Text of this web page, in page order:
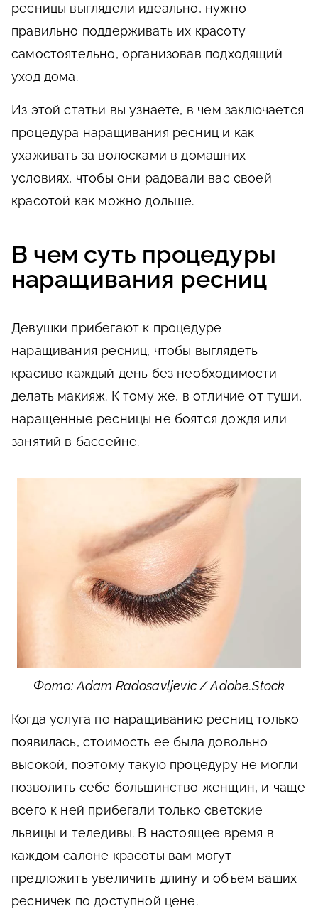
ресницы выглядели идеально, нужно
правильно поддерживать их красоту
самостоятельно, организовав подходящий
уход дома.
Из этой статьи вы узнаете, в чем заключается
процедура наращивания ресниц и как
ухаживать за волосками в домашних
условиях, чтобы они радовали вас своей
красотой как можно дольше.
В чем суть процедуры
наращивания ресниц
Девушки прибегают к процедуре
наращивания ресниц, чтобы выглядеть
красиво каждый день без необходимости
делать макияж. К тому же, в отличие от туши,
наращенные ресницы не боятся дождя или
занятий в бассейне.
Фото: Adam Radosavljevic / Adobe.Stock
Когда услуга по наращиванию ресниц только
появилась, стоимость ее была довольно
высокой, поэтому такую процедуру не могли
позволить себе большинство женщин, и чаще
всего к ней прибегали только светские
львицы и теледивы. В настоящее время в
каждом салоне красоты вам могут
предложить увеличить длину и объем ваших
ресничек по доступной цене.